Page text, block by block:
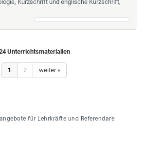
Kurzschrift und englische Kurzschrift,
Unterrichtsmaterialien
1 2 weiter »
für Lehrkräfte und Referendare